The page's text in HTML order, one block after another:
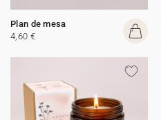
Plan de mesa
4,60 €